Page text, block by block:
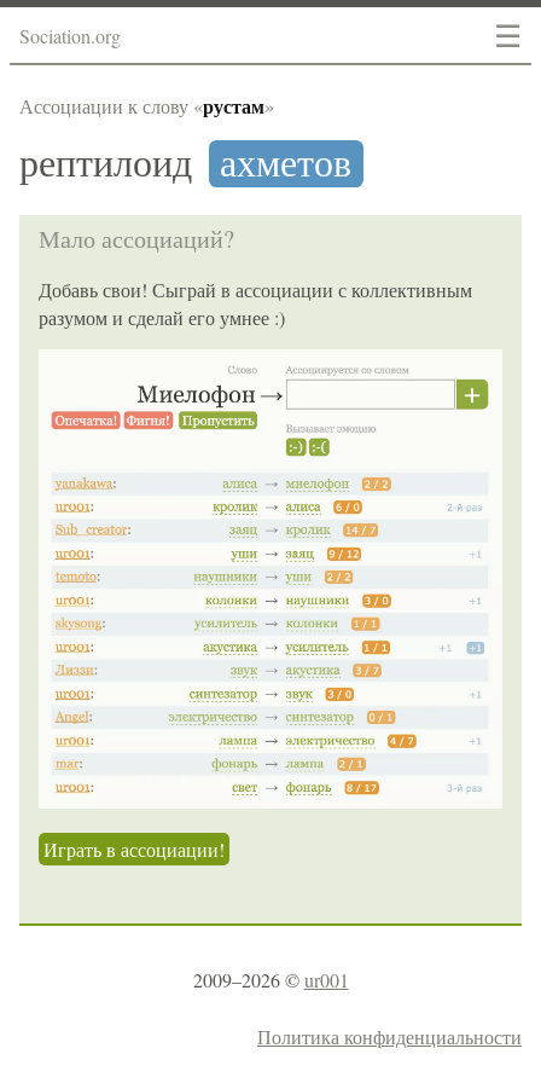
☰
Sociation.org
Ассоциации к слову «рустам»
рептилоид ахметов
Мало ассоциаций?
Добавь свои! Сыграй в ассоциации с коллективным
разумом и сделай его умнее :)
Играть в ассоциации!
2009–2026 ©ur001
Политика конфиденциальности